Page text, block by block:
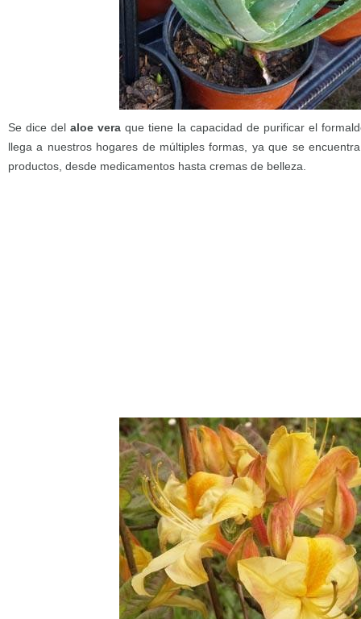
Se dice del aloe vera que tiene la capacidad de purificar el
llega a nuestros hogares de múltiples formas, ya que se
productos, desde medicamentos hasta cremas de belleza.